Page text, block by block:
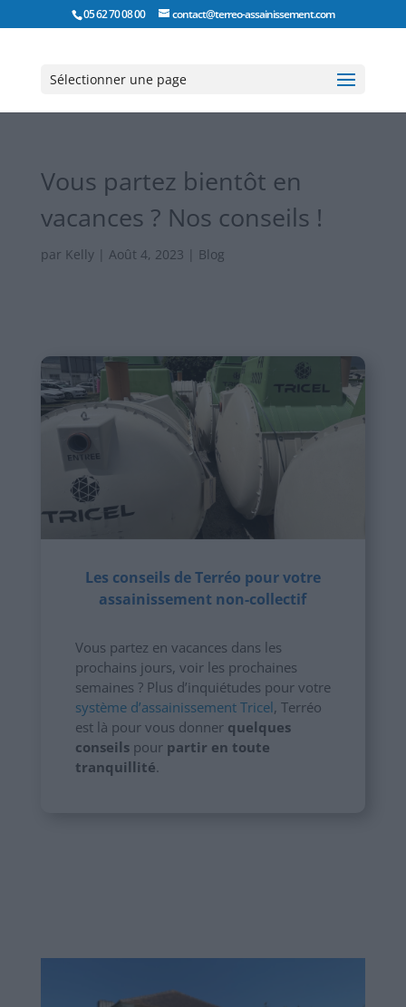
05 62 70 08 00 contact@terreo-assainissement.com
Sélectionner une page
Vous partez bientôt en
vacances ? Nos conseils !
par Kelly| Août 4, 2023 | Blog
Les conseils de Terréo pour votre
assainissement non-collectif
Vous partez en vacances dans les
prochains jours, voir les prochaines
semaines ? Plus d’inquiétudes pour votre
système d’assainissement Tricel, Terréo
est là pour vous donner quelques
conseilspour partir en toute
tranquillité.